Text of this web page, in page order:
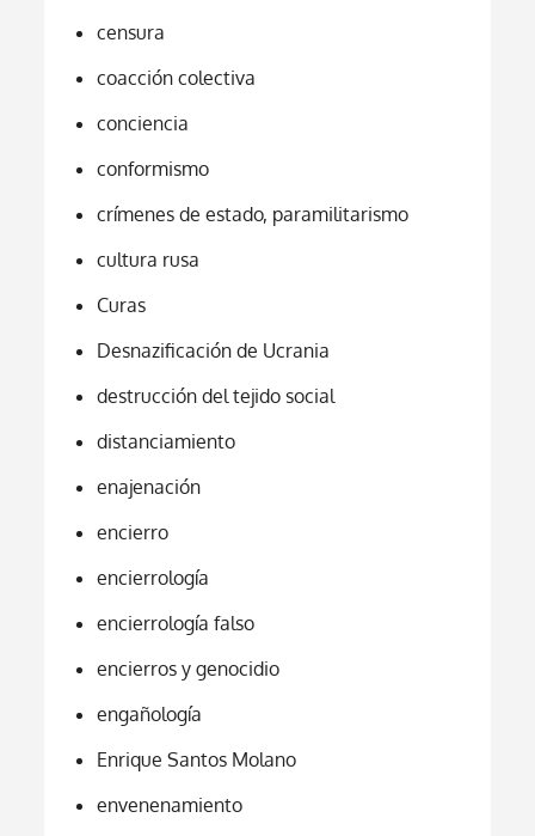
censura
coacción colectiva
conciencia
conformismo
crímenes de estado, paramilitarismo
cultura rusa
Curas
Desnazificación de Ucrania
destrucción del tejido social
distanciamiento
enajenación
encierro
encierrología
encierrología falso
encierros y genocidio
engañología
Enrique Santos Molano
envenenamiento